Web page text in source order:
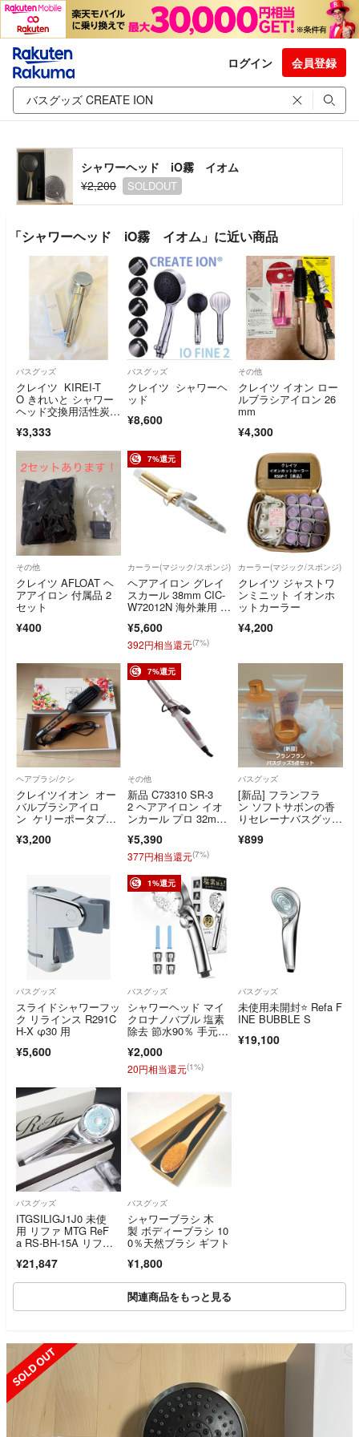
ログイン 会員登録
シャワーヘッド iO霧 イオム
¥2,200
SOLDOUT
「シャワーヘッド iO霧 イオム」に近い商品
バスグッズ
クレイツ KIREI-T
O きれいと シャワー
ヘッド交換用活性炭フ
¥3,333
バスグッズ
クレイツ シャワーヘ
ッド
¥8,600
その他
クレイツ イオン ロー
ルブラシアイロン 26
mm
¥4,300
その他
クレイツ AFLOAT ヘ
アアイロン 付属品 2
セット
¥400
7%還元
カーラー(マジック/スポンジ)
ヘアアイロン グレイ
スカール 38mm CIC-
W72012N 海外兼用 ゴ
¥5,600
392円相当還元(7%)
カーラー(マジック/スポンジ)
クレイツ ジャストワ
ンミニット イオンホ
ットカーラー
¥4,200
ヘアブラシ/クシ
クレイツイオン オー
バルブラシアイロ
ン ケリーポータブル
¥3,200
7%還元
その他
新品 C73310 SR-3
2 ヘアアイロン イオ
ンカール プロ 32m
¥5,390
377円相当還元(7%)
バスグッズ
[新品] フランフラ
ン ソフトサボンの香
りセレーナバスグッズ
¥899
バスグッズ
スライドシャワーフッ
ク リラインス R291C
H-X φ30 用
¥5,600
1%還元
バスグッズ
シャワーヘッド マイ
クロナノバブル 塩素
除去 節水90％ 手元止
¥2,000
20円相当還元(1%)
バスグッズ
未使用未開封⭐️ Refa F
INE BUBBLE S
¥19,100
バスグッズ
ITGSILIGJ1J0 未使
用 リファ MTG ReF
a RS-BH-15A リフ
ャワーヘッド シルバ
ー ヘアケア 美容機器
¥21,847
バスグッズ
シャワーブラシ 木
製 ボディーブラシ 10
0％天然ブラシ ギフト
¥1,800
関連商品をもっと見る
SOLD OUT